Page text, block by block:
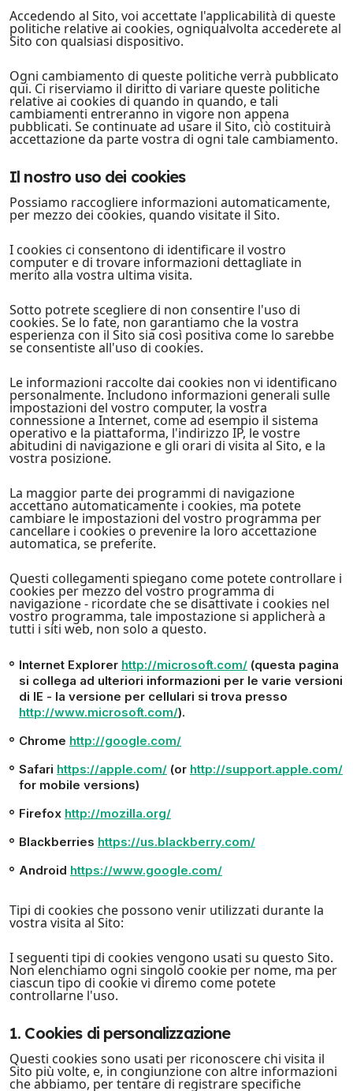
Accedendo al Sito, voi accettate l'applicabilità di queste
politiche relative ai cookies, ogniqualvolta accederete al
Sito con qualsiasi dispositivo.
Ogni cambiamento di queste politiche verrà pubblicato
qui. Ci riserviamo il diritto di variare queste politiche
relative ai cookies di quando in quando, e tali
cambiamenti entreranno in vigore non appena
pubblicati. Se continuate ad usare il Sito, ciò costituirà
accettazione da parte vostra di ogni tale cambiamento.
Il nostro uso dei cookies
Possiamo raccogliere informazioni automaticamente,
per mezzo dei cookies, quando visitate il Sito.
I cookies ci consentono di identificare il vostro
computer e di trovare informazioni dettagliate in
merito alla vostra ultima visita.
Sotto potrete scegliere di non consentire l'uso di
cookies. Se lo fate, non garantiamo che la vostra
esperienza con il Sito sia così positiva come lo sarebbe
se consentiste all'uso di cookies.
Le informazioni raccolte dai cookies non vi identificano
personalmente. Includono informazioni generali sulle
impostazioni del vostro computer, la vostra
connessione a Internet, come ad esempio il sistema
operativo e la piattaforma, l'indirizzo IP, le vostre
abitudini di navigazione e gli orari di visita al Sito, e la
vostra posizione.
La maggior parte dei programmi di navigazione
accettano automaticamente i cookies, ma potete
cambiare le impostazioni del vostro programma per
cancellare i cookies o prevenire la loro accettazione
automatica, se preferite.
Questi collegamenti spiegano come potete controllare i
cookies per mezzo del vostro programma di
navigazione - ricordate che se disattivate i cookies nel
vostro programma, tale impostazione si applicherà a
tutti i siti web, non solo a questo.
Internet Explorer http://microsoft.com/ (questa pagina
si collega ad ulteriori informazioni per le varie versioni
di IE - la versione per cellulari si trova presso
http://www.microsoft.com/).
Chrome http://google.com/
Safari https://apple.com/ (or http://support.apple.com/
for mobile versions)
Firefox http://mozilla.org/
Blackberries https://us.blackberry.com/
Android https://www.google.com/
Tipi di cookies che possono venir utilizzati durante la
vostra visita al Sito:
I seguenti tipi di cookies vengono usati su questo Sito.
Non elenchiamo ogni singolo cookie per nome, ma per
ciascun tipo di cookie vi diremo come potete
controllarne l'uso.
1. Cookies di personalizzazione
Questi cookies sono usati per riconoscere chi visita il
Sito più volte, e, in congiunzione con altre informazioni
che abbiamo, per tentare di registrare specifiche